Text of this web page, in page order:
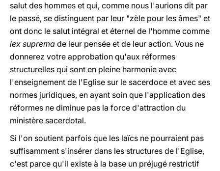
salut des hommes et qui, comme nous l'aurions dit par
le passé, se distinguent par leur "zèle pour les âmes" et
ont donc le salut intégral et éternel de l'homme comme
lex suprema de leur pensée et de leur action. Vous ne
donnerez votre approbation qu'aux réformes
structurelles qui sont en pleine harmonie avec
l'enseignement de l'Eglise sur le sacerdoce et avec ses
normes juridiques, en ayant soin que l'application des
réformes ne diminue pas la force d'attraction du
ministère sacerdotal.
Si l'on soutient parfois que les laïcs ne pourraient pas
suffisamment s'insérer dans les structures de l'Eglise,
c'est parce qu'il existe à la base un préjugé restrictif